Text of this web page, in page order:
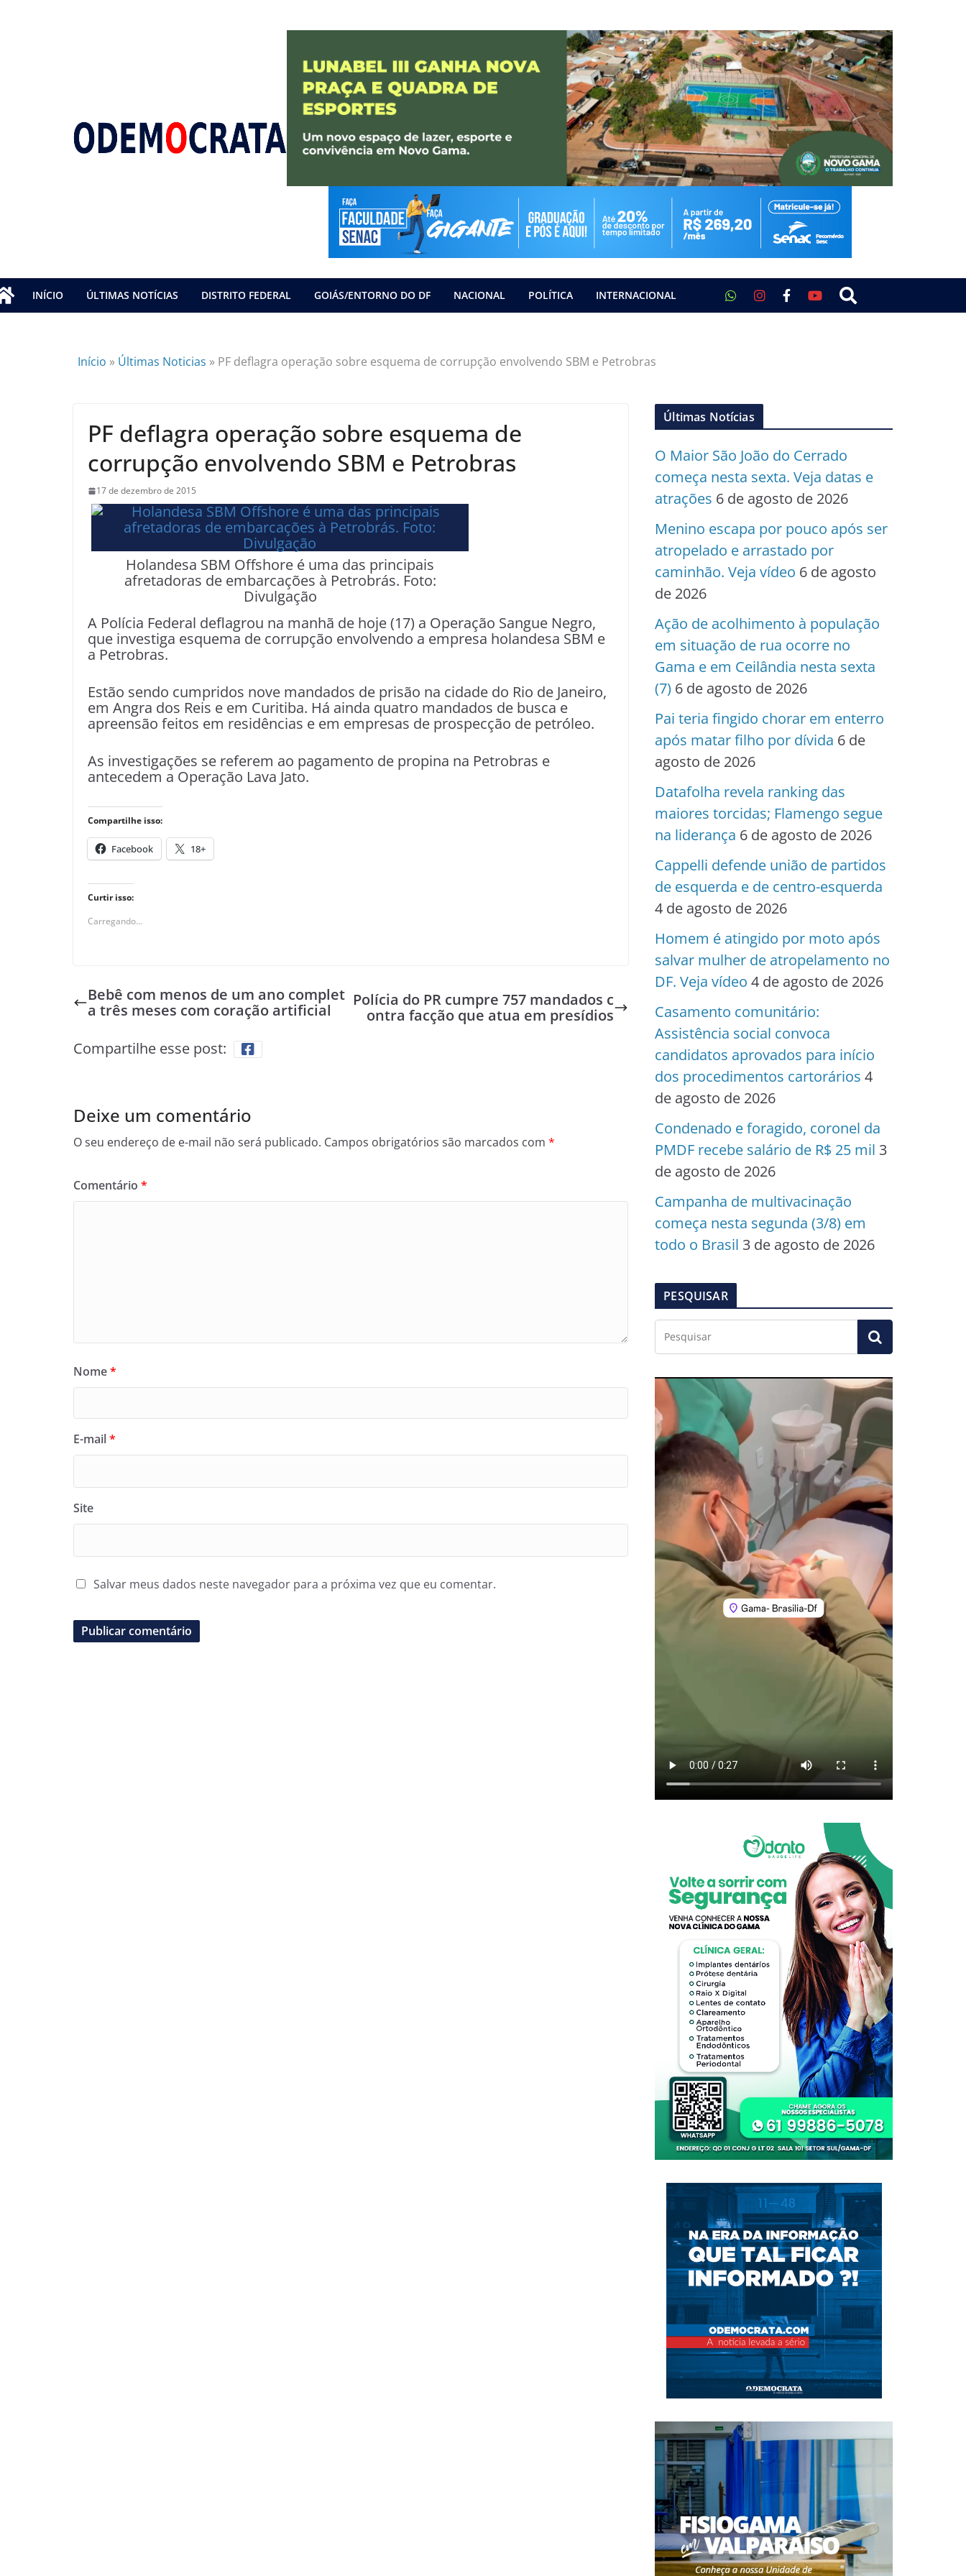
INÍCIO ÚLTIMAS NOTÍCIAS DISTRITO FEDERAL GOIÁS/ENTORNO DO DF NACIONAL POLÍTICA INTERNACIONAL
Início » Últimas Noticias » PF deflagra operação sobre esquema de corrupção envolvendo SBM e Petrobras
PF deflagra operação sobre esquema de
corrupção envolvendo SBM e Petrobras
17 de dezembro de 2015
Holandesa SBM Offshore é uma das principais
afretadoras de embarcações à Petrobrás. Foto:
Divulgação
A Polícia Federal deflagrou na manhã de hoje (17) a Operação Sangue Negro,
que investiga esquema de corrupção envolvendo a empresa holandesa SBM e
a Petrobras.
Estão sendo cumpridos nove mandados de prisão na cidade do Rio de Janeiro,
em Angra dos Reis e em Curitiba. Há ainda quatro mandados de busca e
apreensão feitos em residências e em empresas de prospecção de petróleo.
As investigações se referem ao pagamento de propina na Petrobras e
antecedem a Operação Lava Jato.
Compartilhe isso:
Facebook 18+
Curtir isso:
Carregando...
Bebê com menos de um ano complet
a três meses com coração artificial
Polícia do PR cumpre 757 mandados c
ontra facção que atua em presídios
Compartilhe esse post:
Deixe um comentário
O seu endereço de e-mail não será publicado. Campos obrigatórios são marcados com *
Comentário *
Nome*
E-mail*
Site
Salvar meus dados neste navegador para a próxima vez que eu comentar.
Últimas Notícias
O Maior São João do Cerrado
começa nesta sexta. Veja datas e
atrações 6 de agosto de 2026
Menino escapa por pouco após ser
atropelado e arrastado por
caminhão. Veja vídeo 6 de agosto
de 2026
Ação de acolhimento à população
em situação de rua ocorre no
Gama e em Ceilândia nesta sexta
(7) 6 de agosto de 2026
Pai teria fingido chorar em enterro
após matar filho por dívida 6 de
agosto de 2026
Datafolha revela ranking das
maiores torcidas; Flamengo segue
na liderança 6 de agosto de 2026
Cappelli defende união de partidos
de esquerda e de centro-esquerda
4 de agosto de 2026
Homem é atingido por moto após
salvar mulher de atropelamento no
DF. Veja vídeo 4 de agosto de 2026
Casamento comunitário:
Assistência social convoca
candidatos aprovados para início
dos procedimentos cartorários 4
de agosto de 2026
Condenado e foragido, coronel da
PMDF recebe salário de R$ 25 mil 3
de agosto de 2026
Campanha de multivacinação
começa nesta segunda (3/8) em
todo o Brasil 3 de agosto de 2026
PESQUISAR